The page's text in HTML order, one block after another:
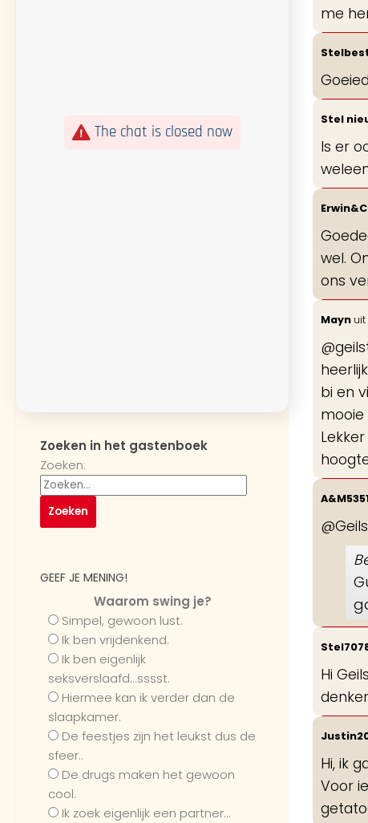
me
Stel
Is er
wel.
ons
Mayn uit
bi en
mooie
Hi
Hi, ik
Voor
The chat is closed now
Zoeken in het gastenboek
Zoeken:
GEEF JE MENING!
Waarom swing je?
Simpel, gewoon lust.
Ik ben vrijdenkend.
Ik ben eigenlijk
seksverslaafd...sssst.
Hiermee kan ik verder dan de
slaapkamer.
De feestjes zijn het leukst dus de
sfeer..
De drugs maken het gewoon
cool.
Ik zoek eigenlijk een partner...